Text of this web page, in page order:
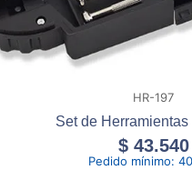
HR-197
Set de
$43.540
Pedido mínimo: